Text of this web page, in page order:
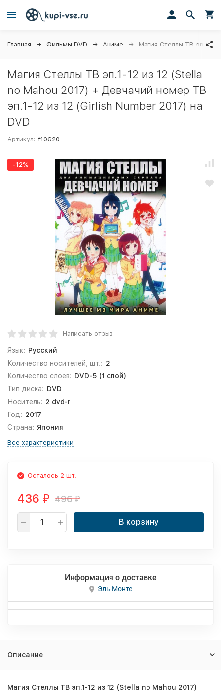
Главная Фильмы DVD Аниме Магия Стеллы ТВ эп.1-12
Магия Стеллы ТВ эп.1-12 из 12 (Stella
no Mahou 2017) + Девчачий номер ТВ
эп.1-12 из 12 (Girlish Number 2017) на
DVD
Артикул: f10620
-12%
Написать отзыв
Язык: Русский
Количество носителей, шт.: 2
Количество слоев: DVD-5 (1 слой)
Тип диска: DVD
Носитель: 2 dvd-r
Год: 2017
Страна: Япония
Все характеристики
Осталось 2 шт.
436 ₽ 496₽
В корзину
Информация о доставке
Эль-Монте
Описание
Магия Стеллы ТВ эп.1-12 из 12 (Stella no Mahou 2017)